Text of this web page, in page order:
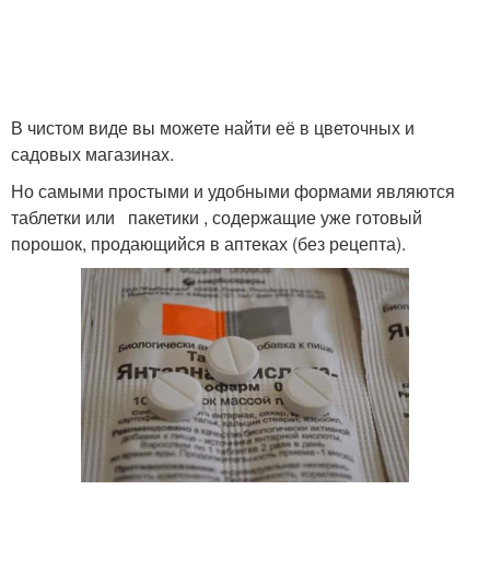
В чистом виде вы можете найти её в цветочных и
садовых магазинах.
Но самыми простыми и удобными формами являются
таблетки или пакетики , содержащие уже готовый
порошок, продающийся в аптеках (без рецепта).